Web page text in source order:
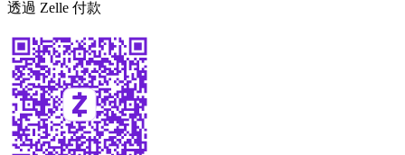
透過 Zelle 付款